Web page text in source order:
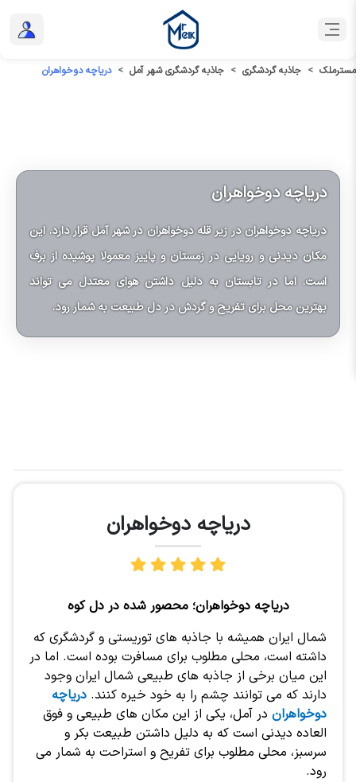
مسترملک جاذبه گردشگری جاذبه گردشگری شهر آمل دریاچه دوخواهران
دریاچه دوخواهران
دریاچه دوخواهران در زیر قله دوخواهران در شهر آمل قرار دارد. این
مکان دیدنی و رویایی در زمستان و پاییز معمولا پوشیده از برف
است. اما در تابستان به دلیل داشتن هوای معتدل می تواند
بهترین محل برای تفریح و گردش در دل طبیعت به شمار رود.
دریاچه دوخواهران
دریاچه دوخواهران؛ محصور شده در دل کوه
شمال ایران همیشه با جاذبه های توریستی و گردشگری که
داشته است، محلی مطلوب برای مسافرت بوده است. اما در
این میان برخی از جاذبه های طبیعی شمال ایران وجود
دارند که می توانند چشم را به خود خیره کنند. دریاچه
دوخواهران در آمل، یکی از این مکان های طبیعی و فوق
العاده دیدنی است که به دلیل داشتن طبیعت بکر و
سرسبز، محلی مطلوب برای تفریح و استراحت به شمار می
رود.